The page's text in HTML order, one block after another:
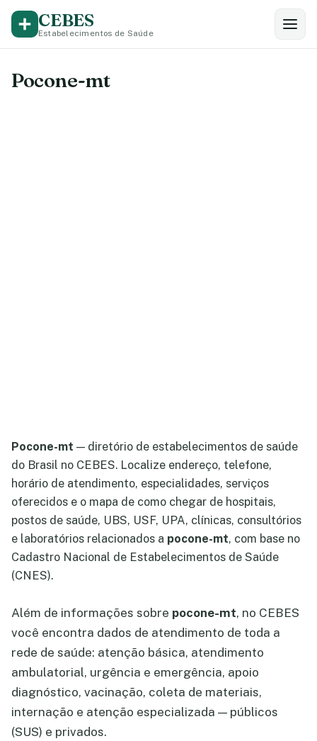
CEBES
Estabelecimentos de Saúde
Pocone-mt
Pocone-mt — diretório de estabelecimentos de saúde
do Brasil no CEBES. Localize endereço, telefone,
horário de atendimento, especialidades, serviços
oferecidos e o mapa de como chegar de hospitais,
postos de saúde, UBS, USF, UPA, clínicas, consultórios
e laboratórios relacionados a pocone-mt, com base no
Cadastro Nacional de Estabelecimentos de Saúde
(CNES).
Além de informações sobre pocone-mt, no CEBES
você encontra dados de atendimento de toda a
rede de saúde: atenção básica, atendimento
ambulatorial, urgência e emergência, apoio
diagnóstico, vacinação, coleta de materiais,
internação e atenção especializada — públicos
(SUS) e privados.